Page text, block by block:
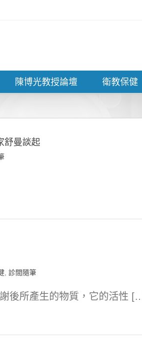
陳博光教授論壇 衛教保健
舒曼談起
診間隨筆
後所產生的物質，它的活性